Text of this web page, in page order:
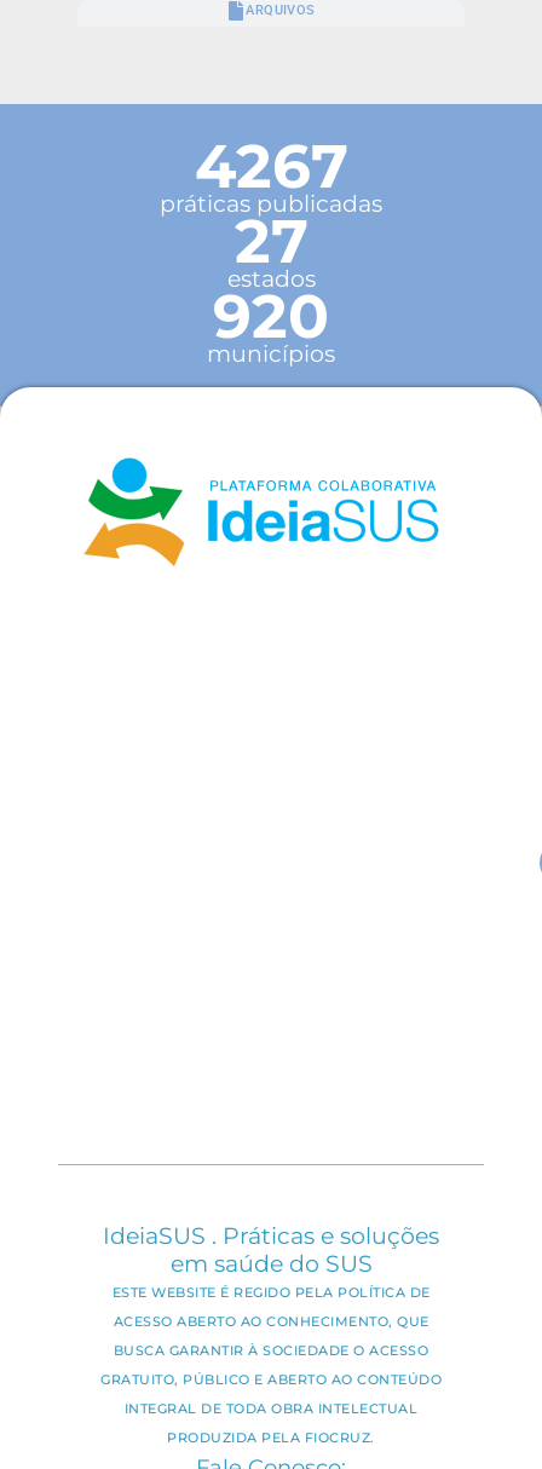
ARQUIVOS
4267
práticas publicadas
27
estados
920
municípios
IdeiaSUS . Práticas e soluções
em saúde do SUS
ESTE WEBSITE É REGIDO PELA POLÍTICA DE
ACESSO ABERTO AO CONHECIMENTO, QUE
BUSCA GARANTIR À SOCIEDADE O ACESSO
GRATUITO, PÚBLICO E ABERTO AO CONTEÚDO
INTEGRAL DE TODA OBRA INTELECTUAL
PRODUZIDA PELA FIOCRUZ.